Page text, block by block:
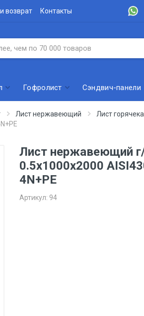
возврат Контакты
Гофролист Сэндвич-панели
Лист нержавеющий
Лист
Лист нержавеющий
0.5х1000х2000
4N+PE
Артикул: 94